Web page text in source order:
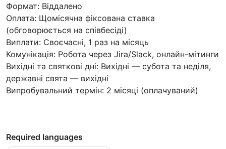
Формат: Віддалено
Оплата: Щомісячна фіксована ставка
(обговорюється на співбесіді)
Виплати: Своєчасні, 1 раз на місяць
Комунікація: Робота через Jira/Slack, онлайн-мітинги
Вихідні та святкові дні: Вихідні — субота та неділя,
державні свята — вихідні
Випробувальний термін: 2 місяці (оплачуваний)
Required languages